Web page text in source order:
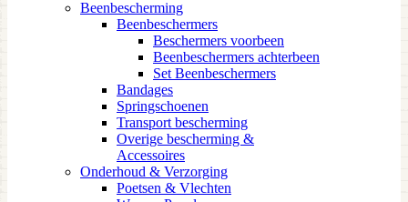
Beenbescherming
Beenbeschermers
Beschermers voorbeen
Beenbeschermers achterbeen
Set Beenbeschermers
Bandages
Springschoenen
Transport bescherming
Overige bescherming &
Accessoires
Onderhoud & Verzorging
Poetsen & Vlechten